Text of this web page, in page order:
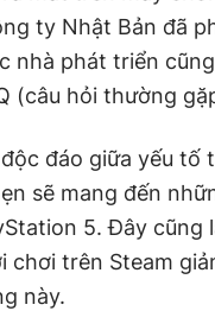
ty Nhật Bản đã
nhà phát triển
(câu hỏi thường
đáo giữa yếu
sẽ mang đến
5. Đây cũng
chơi trên Steam
này.